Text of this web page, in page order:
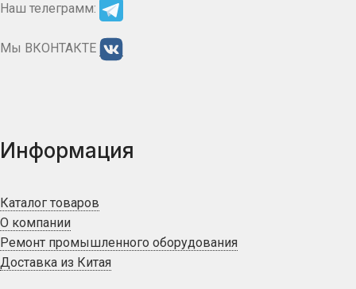
Наш телеграмм:
Мы ВКОНТАКТЕ
Информация
Каталог товаров
О компании
Ремонт промышленного оборудования
Доставка из Китая